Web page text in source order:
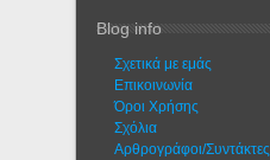
Blog info
Σχετικά με εμάς
Eπικοινωνία
Όροι Χρήσης
Σχόλια
Αρθρογράφοι/Συντάκτες